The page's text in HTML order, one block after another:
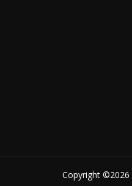
Copyright ©2026